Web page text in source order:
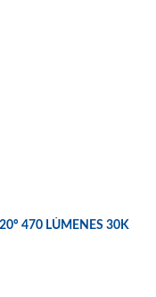
470 LÚMENES 30K